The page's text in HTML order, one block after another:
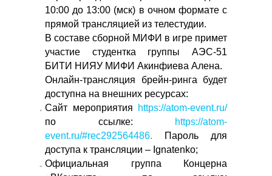
10:00 до 13:00 (мск) в очном формате с
прямой трансляцией из телестудии.
В составе сборной МИФИ в игре примет
участие студентка группы АЭС-51
БИТИ НИЯУ МИФИ Акинфиева Алена.
Онлайн-трансляция брейн-ринга будет
доступна на внешних ресурсах:
Сайт мероприятия
https://atom-event.ru/
по ссылке:
https://atom-
event.ru/#rec292564486. Пароль для
доступа к трансляции – Ignatenko;
Официальная группа Концерна